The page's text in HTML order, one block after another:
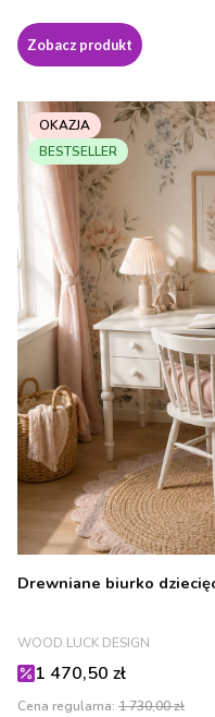
Zobacz produkt
OKAZJA
BESTSELLER
Drewniane biurko
PRODUCENT
WOOD LUCK DESIGN
Cena promocyjna
1 470,50 zł
Cena regularna: 1 730,00 zł